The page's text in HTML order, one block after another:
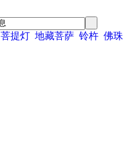
菩提灯 地藏菩萨 铃杵 佛珠